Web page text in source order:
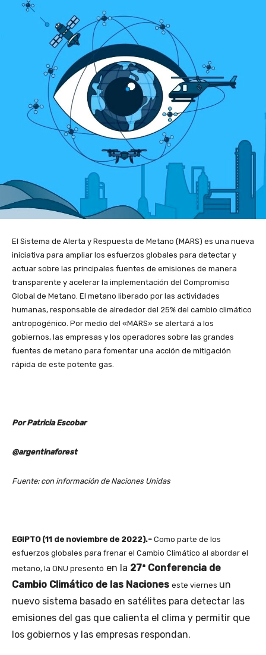
El Sistema de Alerta y Respuesta de Metano (MARS) es una nueva
iniciativa para ampliar los esfuerzos globales para detectar y
actuar sobre las principales fuentes de emisiones de manera
transparente y acelerar la implementación del Compromiso
Global de Metano. El metano liberado por las actividades
humanas, responsable de alrededor del 25% del cambio climático
antropogénico. Por medio del «MARS» se alertará a los
gobiernos, las empresas y los operadores sobre las grandes
fuentes de metano para fomentar una acción de mitigación
rápida de este potente gas.
Por Patricia Escobar
@argentinaforest
Fuente: con información de Naciones Unidas
EGIPTO (11 de noviembre de 2022).- Como parte de los
esfuerzos globales para frenar el Cambio Climático al abordar el
metano, la ONU presentó en la 27ª Conferencia de
Cambio Climático de las Naciones este viernes un
nuevo sistema basado en satélites para detectar las
emisiones del gas que calienta el clima y permitir que
los gobiernos y las empresas respondan.